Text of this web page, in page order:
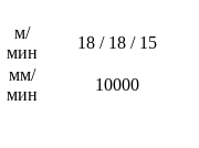
м/
мин
18 / 18 / 15
мм/
мин
10000